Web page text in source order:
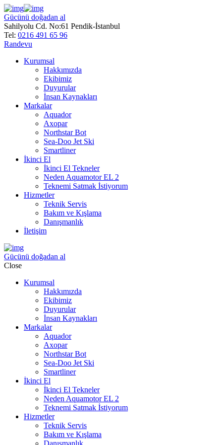
Gücünü doğadan al
Sahilyolu Cd. No:61 Pendik-İstanbul
Tel: 0216 491 65 96
Randevu
Kurumsal
Hakkımızda
Ekibimiz
Duyurular
İnsan Kaynakları
Markalar
Aquador
Axopar
Northstar Bot
Sea-Doo Jet Ski
Smartliner
İkinci El
İkinci El Tekneler
Neden Aquamotor EL 2
Teknemi Satmak İstiyorum
Hizmetler
Teknik Servis
Bakım ve Kışlama
Danışmanlık
İletişim
Gücünü doğadan al
Close
Kurumsal
Hakkımızda
Ekibimiz
Duyurular
İnsan Kaynakları
Markalar
Aquador
Axopar
Northstar Bot
Sea-Doo Jet Ski
Smartliner
İkinci El
İkinci El Tekneler
Neden Aquamotor EL 2
Teknemi Satmak İstiyorum
Hizmetler
Teknik Servis
Bakım ve Kışlama
Danışmanlık